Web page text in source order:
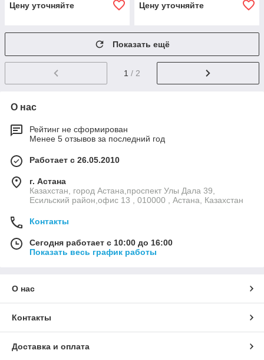
Цену уточняйте Цену уточняйте
Показать ещё
1 / 2
О нас
Рейтинг не сформирован
Менее 5 отзывов за последний год
Работает с 26.05.2010
г. Астана
Казахстан, город Астана,проспект Улы Дала 39,
Есильский район,офис 13 , 010000 , Астана, Казахстан
Контакты
Сегодня работает с 10:00 до 16:00
Показать весь график работы
О нас
Контакты
Доставка и оплата